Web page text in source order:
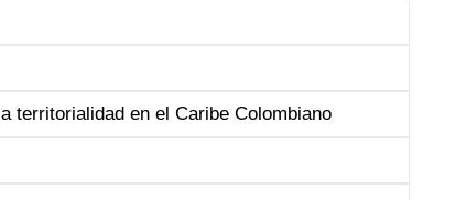
territorialidad en el Caribe Colombiano